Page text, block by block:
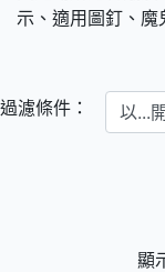
示、適用圖釘、魔
過濾條件： 以...開
顯